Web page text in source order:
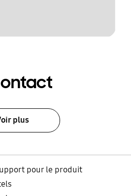
plus
pour le produit